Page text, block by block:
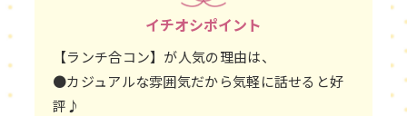
イチオシポイント
【ランチ合コン】が人気の理由は、
●カジュアルな雰囲気だから気軽に話せると好
評♪